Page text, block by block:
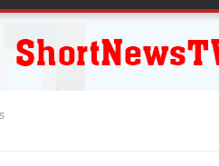
நவீன விஞ்ஞான ஆய்வகக்